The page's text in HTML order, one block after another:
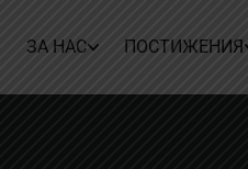
ЗА НАС ПОСТИЖЕНИЯ